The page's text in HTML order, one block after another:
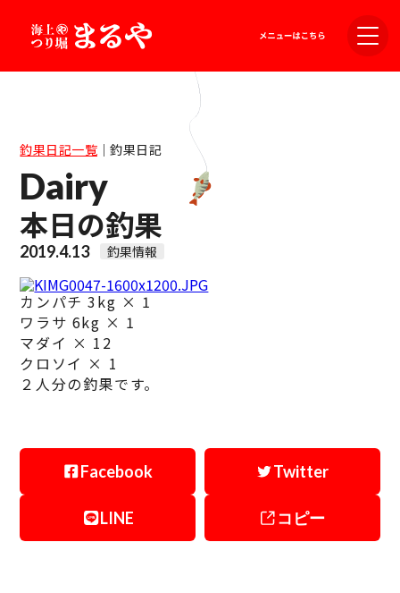
釣果日記一覧｜釣果日記
Dairy
本日の釣果
2019.4.13 釣果情報
カンパチ 3kg × 1
ワラサ 6kg × 1
マダイ × 12
クロソイ × 1
２人分の釣果です。
Facebook Twitter
LINE コピー